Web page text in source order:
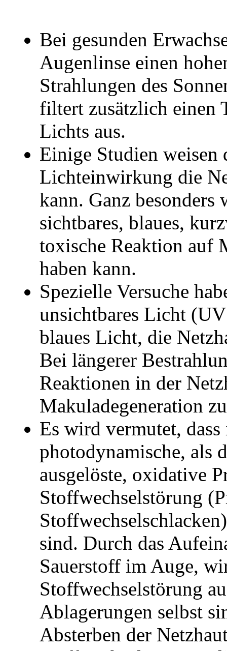
Bei gesunden
Augenlinse einen
Strahlungen des
filtert zusätzlich einen
Lichts aus.
Einige Studien weisen
Lichteinwirkung die
kann. Ganz besonders
sichtbares, blaues,
toxische Reaktion auf
haben kann.
Spezielle Versuche
unsichtbares Licht
blaues Licht, die
Bei längerer
Reaktionen in der
Makuladegeneration
Es wird vermutet, dass
photodynamische, als
ausgelöste, oxidative
Stoffwechselstörung
sind. Durch das
Sauerstoff im Auge,
Stoffwechselstörung
Ablagerungen selbst
Absterben der